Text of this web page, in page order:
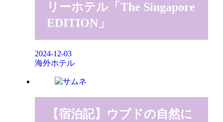
リーホテル「The Singapore
EDITION」
2024-12-03
海外ホテル
【宿泊記】ウブドの自然に